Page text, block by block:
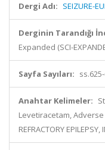
Dergi Adı: SEIZURE-
Derginin Tarandığı
Expanded (SCI-
Sayfa Sayıları:
Anahtar Kelimeler:
Levetiracetam, Adverse
REFRACTORY